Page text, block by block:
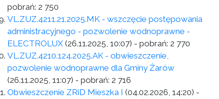
pobrań: 2 750
VL.ZUZ.4211.21.2025.MK - wszczęcie postępowania
administracyjnego - pozwolenie wodnoprawne -
ELECTROLUX (26.11.2025, 10:07) - pobrań: 2 770
VL.ZUZ.4210.124.2025.AK - obwieszczenie,
pozwolenie wodnoprawne dla Gminy Żarów
(26.11.2025, 11:07) - pobrań: 2 716
Obwieszczenie ZRiD Mieszka I (04.02.2026, 14:20) -